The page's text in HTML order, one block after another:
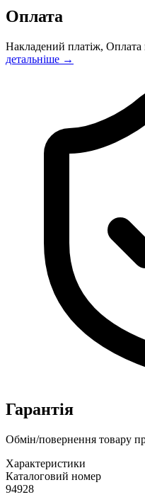
Оплата
Накладений платіж,
детальніше →
Гарантія
Обмін/повернення товару
Характеристики
Каталоговий номер
94928